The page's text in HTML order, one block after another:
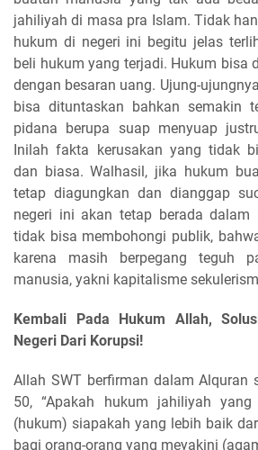
jahiliyah di masa pra Islam. Tidak
hukum di negeri ini begitu jelas
beli hukum yang terjadi. Hukum bisa
dengan besaran uang. Ujung-
bisa dituntaskan bahkan semakin
pidana berupa suap menyuap
Inilah fakta kerusakan yang tidak
dan biasa. Walhasil, jika hukum
tetap diagungkan dan dianggap
negeri ini akan tetap berada dalam
tidak bisa membohongi publik,
karena masih berpegang teguh
manusia, yakni kapitalisme
Kembali Pada Hukum Allah,
Negeri Dari Korupsi!
Allah SWT berfirman dalam Alquran
50, “Apakah hukum jahiliyah yang
(hukum) siapakah yang lebih baik
bagi orang-orang yang meyakini